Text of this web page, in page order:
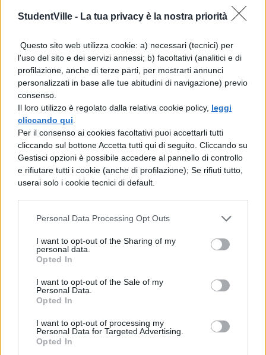
StudentVille - La tua privacy è la nostra priorità
Questo sito web utilizza cookie: a) necessari (tecnici) per
l'uso del sito e dei servizi annessi; b) facoltativi (analitici e di
profilazione, anche di terze parti, per mostrarti annunci
personalizzati in base alle tue abitudini di navigazione) previo
consenso.
Il loro utilizzo è regolato dalla relativa cookie policy, leggi
cliccando qui
Per il consenso ai cookies facoltativi puoi accettarli tutti
cliccando sul bottone Accetta tutti qui di seguito. Cliccando su
Gestisci opzioni è possibile accedere al pannello di controllo
e rifiutare tutti i cookie (anche di profilazione); Se rifiuti tutto,
userai solo i cookie tecnici di default.
Personal Data Processing Opt Outs
I want to opt-out of the Sharing of my
personal data.
Opted In
I want to opt-out of the Sale of my
Personal Data.
Opted In
I want to opt-out of processing my
Personal Data for Targeted Advertising.
Opted In
nuove email.
Cambio indirizzo posta
elettronica
Su Outlook
è molto semplice trasferire un
vecchio account Gmail, mentre il processo è
più complesso se volete trasferirvi un
indirizzo email di un altro provider. Per
passare da Gmail a Outlook, dovete seguire i
seguenti passaggi:
Andate
opzioni desiderate. Cliccate Ok per
aprire il vostro account Gmail.
Entrate in Gmail. Qui inizia il processo
automatico di trasferimento.